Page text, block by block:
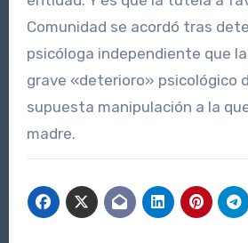
Comunidad se acordó tras
psicóloga independiente que
grave «deterioro» psicológico
supuesta manipulación a la
madre.